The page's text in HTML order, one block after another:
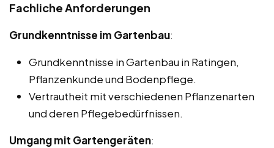
Fachliche Anforderungen
Grundkenntnisse im Gartenbau:
Grundkenntnisse in Gartenbau in Ratingen,
Pflanzenkunde und Bodenpflege.
Vertrautheit mit verschiedenen Pflanzenarten
und deren Pflegebedürfnissen.
Umgang mit Gartengeräten: